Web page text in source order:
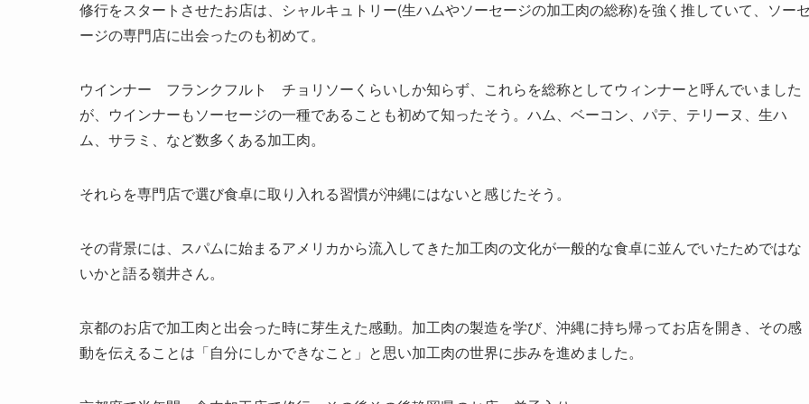
修行をスタートさせたお店は、シャルキュトリー(生ハムやソーセージの加工肉の総称)を強く推していて、ソー
ージの専門店に出会ったのも初めて。
ウインナー フランクフルト チョリソーくらいしか知らず、これらを総称としてウィンナーと呼んでいました
が、ウインナーもソーセージの一種であることも初めて知ったそう。ハム、ベーコン、パテ、テリーヌ、生ハ
ム、サラミ、など数多くある加工肉。
それらを専門店で選び食卓に取り入れる習慣が沖縄にはないと感じたそう。
その背景には、スパムに始まるアメリカから流入してきた加工肉の文化が一般的な食卓に並んでいたためではな
いかと語る嶺井さん。
京都のお店で加工肉と出会った時に芽生えた感動。加工肉の製造を学び、沖縄に持ち帰ってお店を開き、その感
動を伝えることは「自分にしかできなこと」と思い加工肉の世界に歩みを進めました。